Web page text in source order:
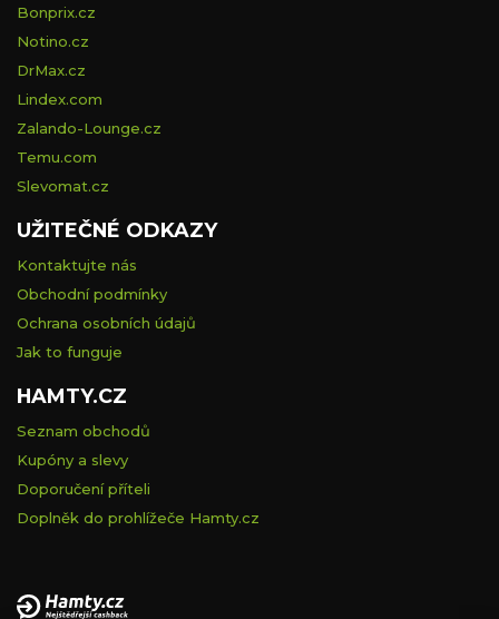
Bonprix.cz
Notino.cz
DrMax.cz
Lindex.com
Zalando-Lounge.cz
Temu.com
Slevomat.cz
UŽITEČNÉ ODKAZY
Kontaktujte nás
Obchodní podmínky
Ochrana osobních údajů
Jak to funguje
HAMTY.CZ
Seznam obchodů
Kupóny a slevy
Doporučení příteli
Doplněk do prohlížeče Hamty.cz